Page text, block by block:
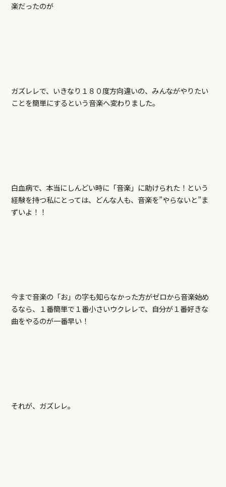
楽だったのが
ガズレレで、いきなり１８０度方向違いの、みんながやりたい
ことを簡単にするという音楽へ変わりました。
白血病で、本当にしんどい時に「音楽」に助けられた！という
経験を持つ私にとっては、どんな人も、音楽を”やらないと”ま
ずいよ！！
今まで音楽の「お」の字も知らなかった方がゼロから音楽始め
るなら、１番簡単で１番小さいウクレレで、自分が１番好きな
曲をやるのが一番早い！
それが、ガズレレ。